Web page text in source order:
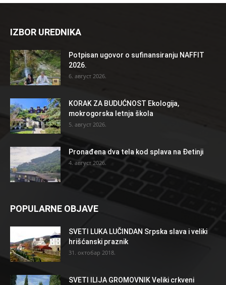
IZBOR UREDNIKA
Potpisan ugovor o sufinansiranju NAFFIT
2026.
6. август 2026.
KORAK ZA BUDUĆNOST Ekologija,
mokrogorska letnja škola
5. август 2026.
Pronađena dva tela kod splava na Đetinji
4. август 2026.
POPULARNE OBJAVE
SVETI LUKA LUČINDAN Srpska slava i veliki
hrišćanski praznik
31. октобар 2018.
SVETI ILIJA GROMOVNIK Veliki crkveni